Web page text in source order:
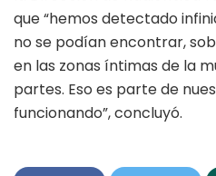
que “hemos detectado
no se podían encontrar,
en las zonas íntimas de la
partes. Eso es parte de
funcionando”, concluyó.